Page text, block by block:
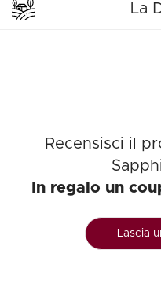
La
Recensisci il
In regalo un
Lascia